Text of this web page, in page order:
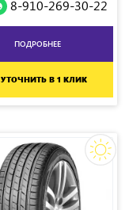
8-910-269-30-22
ПОДРОБНЕЕ
УТОЧНИТЬ В 1 КЛИК